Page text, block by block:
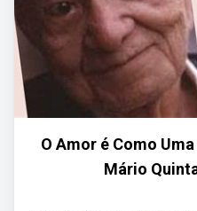
O Amor é Como
Mário